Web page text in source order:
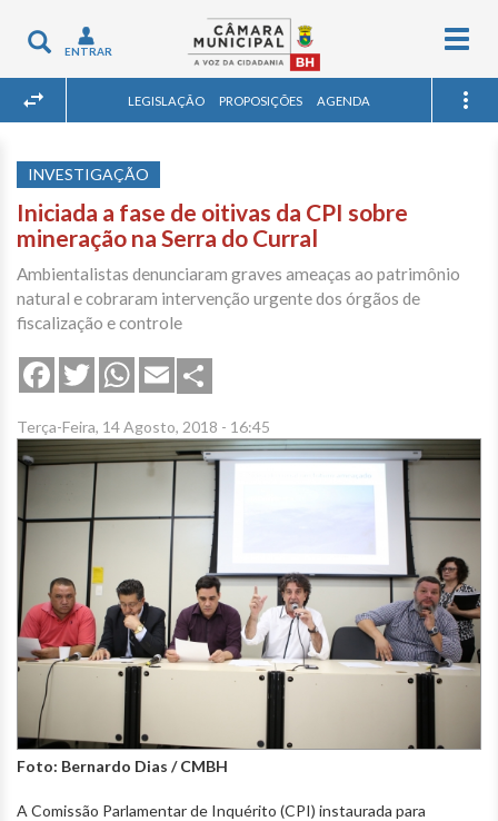
Toggle
navigation
ENTRAR
LEGISLAÇÃO PROPOSIÇÕES AGENDA
INVESTIGAÇÃO
Iniciada a fase de oitivas da CPI sobre
mineração na Serra do Curral
Ambientalistas denunciaram graves ameaças ao patrimônio
natural e cobraram intervenção urgente dos órgãos de
fiscalização e controle
FacebookTwitterWhatsApp
Email
Terça-Feira, 14 Agosto, 2018 - 16:45
Foto: Bernardo Dias / CMBH
A Comissão Parlamentar de Inquérito (CPI) instaurada para